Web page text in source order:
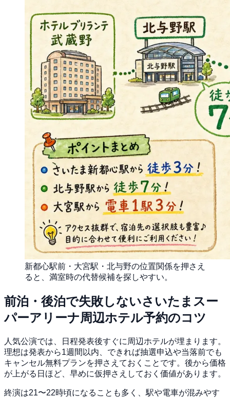
新都心駅前・大宮駅・北与野の位置関係を押さえ
ると、満室時の代替候補を探しやすい。
前泊・後泊で失敗しないさいたまスー
パーアリーナ周辺ホテル予約のコツ
人気公演では、日程発表後すぐに周辺ホテルが埋まります。
理想は発表から1週間以内、できれば抽選申込や当落前でも
キャンセル無料プランを押さえておくことです。後から価格
が上がる日ほど、早めに仮押さえしておく価値があります。
終演は21〜22時頃になることも多く、駅や電車が混みやす